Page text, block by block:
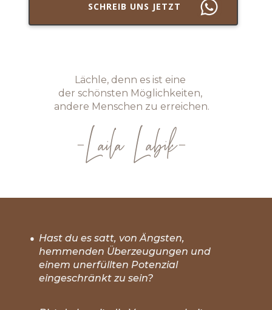
SCHREIB UNS JETZT
Lächle, denn es ist eine
der schönsten Möglichkeiten,
andere Menschen zu erreichen.
-Laila Labik-
● Hast du es satt, von Ängsten,
hemmenden Überzeugungen und
einem unerfüllten Potenzial
eingeschränkt zu sein?